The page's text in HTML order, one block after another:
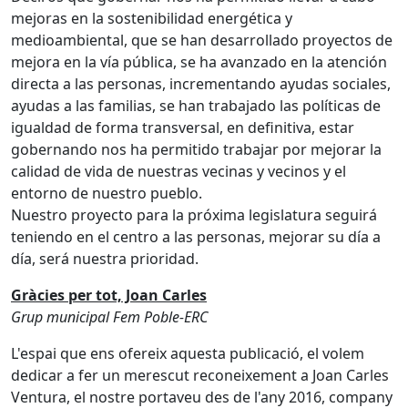
mejoras en la sostenibilidad energética y
medioambiental, que se han desarrollado proyectos de
mejora en la vía pública, se ha avanzado en la atención
directa a las personas, incrementando ayudas sociales,
ayudas a las familias, se han trabajado las políticas de
igualdad de forma transversal, en definitiva, estar
gobernando nos ha permitido trabajar por mejorar la
calidad de vida de nuestras vecinas y vecinos y el
entorno de nuestro pueblo.
Nuestro proyecto para la próxima legislatura seguirá
teniendo en el centro a las personas, mejorar su día a
día, será nuestra prioridad.
Gràcies per tot, Joan Carles
Grup municipal Fem Poble-ERC
L'espai que ens ofereix aquesta publicació, el volem
dedicar a fer un merescut reconeixement a Joan Carles
Ventura, el nostre portaveu des de l'any 2016, company